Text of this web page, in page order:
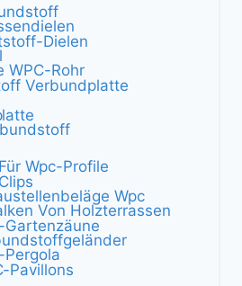
Dielen
WPC-Rohr
Verbundplatte
Wpc-Profile
Wpc
Von Holzterrassen
Gartenzäune
Pergola
Pavillons